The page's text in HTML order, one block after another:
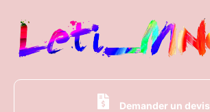
Demander un devis